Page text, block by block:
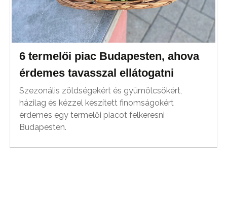
6 termelői piac Budapesten, ahova
érdemes tavasszal ellátogatni
Szezonális zöldségekért és gyümölcsökért,
házilag és kézzel készített finomságokért
érdemes egy termelői piacot felkeresni
Budapesten.